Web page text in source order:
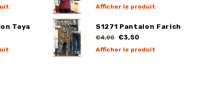
Afficher le produit
Taya S1271 Pantalon Farich
€4,00 €3,50
Afficher le produit